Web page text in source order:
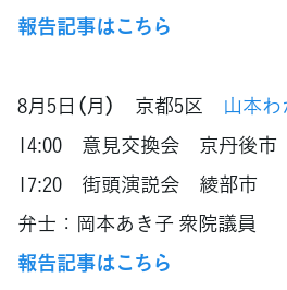
報告記事はこちら
8月5日（月） 京都5区
山本
14:00 意見交換会 京丹後市
17:20 街頭演説会 綾部市
弁士：岡本あき子 衆院議員
報告記事はこちら